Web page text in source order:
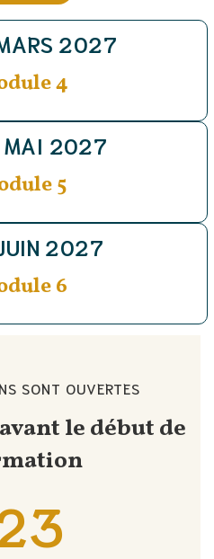
2027
4
2027
5
2027
6
SONT OUVERTES
le début de